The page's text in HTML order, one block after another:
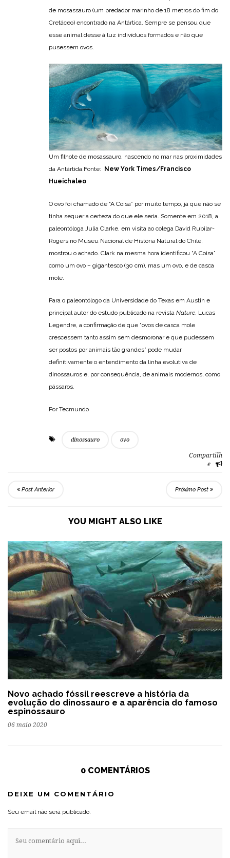
de mosassauro (um predador marinho de 18 metros do fim do
Cretáceo) encontrado na Antártica. Sempre se pensou que
esse animal desse à luz indivíduos formados e não que
pusessem ovos.
Um filhote de mosassauro, nascendo no mar nas proximidades
da Antártida.Fonte:
New York Times/Francisco
Hueichaleo
O ovo foi chamado de “A Coisa” por muito tempo, já que não se
tinha sequer a certeza do que ele seria. Somente em 2018, a
paleontóloga Julia Clarke, em visita ao colega David Rubilar-
Rogers no Museu Nacional de História Natural do Chile,
mostrou o achado. Clark na mesma hora identificou “A Coisa”
como um ovo – gigantesco (30 cm), mas um ovo, e de casca
mole.
Para o paleontólogo da Universidade do Texas em Austin e
principal autor do estudo publicado na revista Nature, Lucas
Legendre, a confirmação de que “ovos de casca mole
crescessem tanto assim sem desmoronar e que pudessem
ser postos por animais tão grandes” pode mudar
definitivamente o entendimento da linha evolutiva de
dinossauros e, por consequência, de animais modernos, como
pássaros.
Por Tecmundo
dinossauro ovo
Compartilh
e
Post Anterior Próximo Post
YOU MIGHT ALSO LIKE
Novo achado fóssil reescreve a história da
evolução do dinossauro e a aparência do famoso
espinossauro
06 maio 2020
0 COMENTÁRIOS
DEIXE UM COMENTÁRIO
Seu email não será publicado.